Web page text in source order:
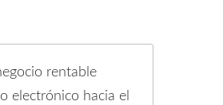
rentable
electrónico hacia el